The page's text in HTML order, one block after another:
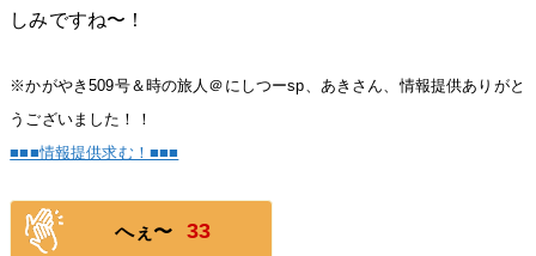
しみですね〜！
※かがやき509号＆時の旅人＠にしつーsp、あきさん、情報提供ありがと
うございました！！
■■■情報提供求む！■■■
へぇ〜 33